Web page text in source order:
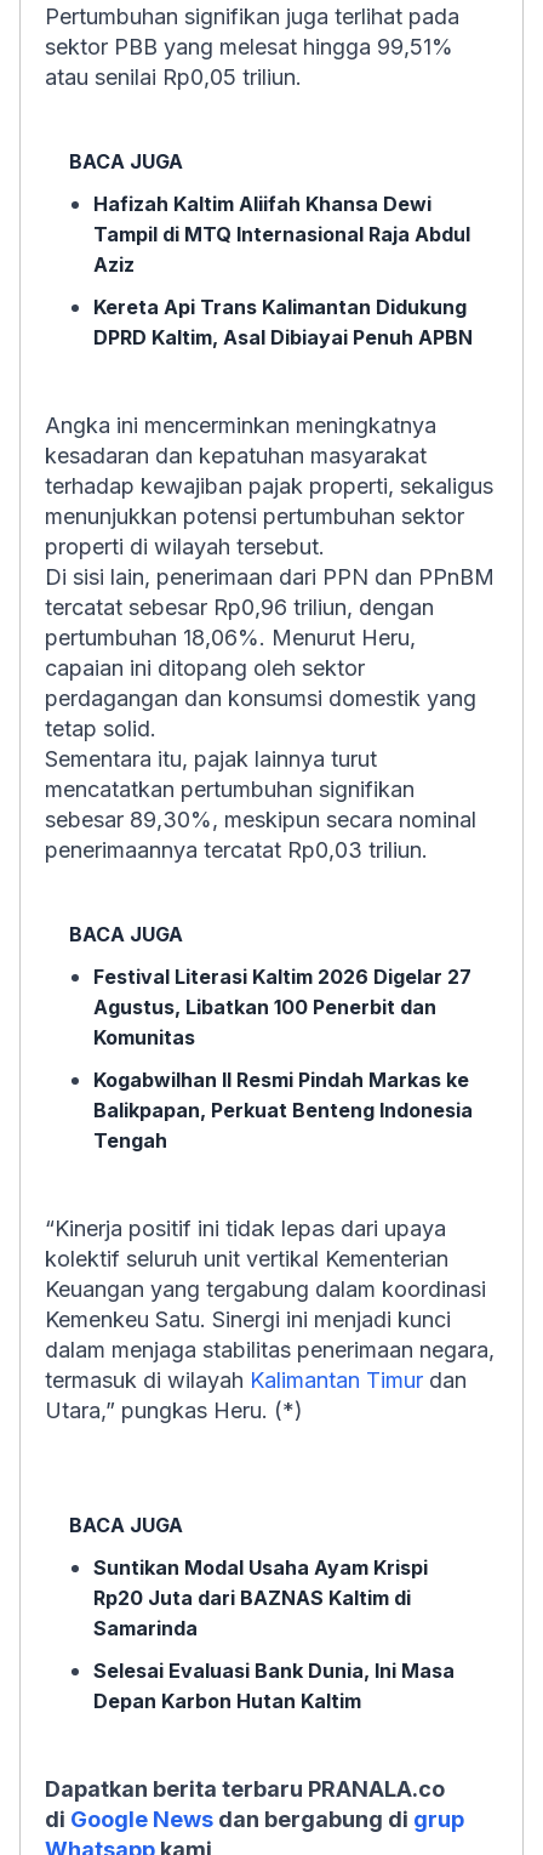
Pertumbuhan signifikan juga terlihat pada
sektor PBB yang melesat hingga 99,51%
atau senilai Rp0,05 triliun.
BACA JUGA
Hafizah Kaltim Aliifah Khansa Dewi
Tampil di MTQ Internasional Raja Abdul
Aziz
Kereta Api Trans Kalimantan Didukung
DPRD Kaltim, Asal Dibiayai Penuh APBN
Angka ini mencerminkan meningkatnya
kesadaran dan kepatuhan masyarakat
terhadap kewajiban pajak properti, sekaligus
menunjukkan potensi pertumbuhan sektor
properti di wilayah tersebut.
Di sisi lain, penerimaan dari PPN dan PPnBM
tercatat sebesar Rp0,96 triliun, dengan
pertumbuhan 18,06%. Menurut Heru,
capaian ini ditopang oleh sektor
perdagangan dan konsumsi domestik yang
tetap solid.
Sementara itu, pajak lainnya turut
mencatatkan pertumbuhan signifikan
sebesar 89,30%, meskipun secara nominal
penerimaannya tercatat Rp0,03 triliun.
BACA JUGA
Festival Literasi Kaltim 2026 Digelar 27
Agustus, Libatkan 100 Penerbit dan
Komunitas
Kogabwilhan II Resmi Pindah Markas ke
Balikpapan, Perkuat Benteng Indonesia
Tengah
“Kinerja positif ini tidak lepas dari upaya
kolektif seluruh unit vertikal Kementerian
Keuangan yang tergabung dalam koordinasi
Kemenkeu Satu. Sinergi ini menjadi kunci
dalam menjaga stabilitas penerimaan negara,
termasuk di wilayah Kalimantan Timur dan
Utara,” pungkas Heru. (*)
BACA JUGA
Suntikan Modal Usaha Ayam Krispi
Rp20 Juta dari BAZNAS Kaltim di
Samarinda
Selesai Evaluasi Bank Dunia, Ini Masa
Depan Karbon Hutan Kaltim
Dapatkan berita terbaru PRANALA.co
di Google News dan bergabung di grup
Whatsapp kami